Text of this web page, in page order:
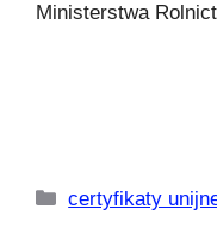
Ministerstwa
Kategorie
certyfikaty